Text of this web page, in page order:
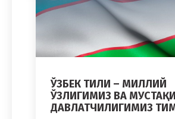
ЎЗБЕК ТИЛИ – МИЛЛИЙ
ЎЗЛИГИМИЗ ВА
ДАВЛАТЧИЛИГИМИЗ